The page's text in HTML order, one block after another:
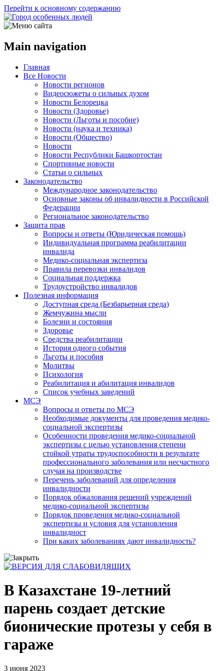
Перейти к основному содержанию
Main navigation
Главная
Все Новости
Новости регионов
Видеосюжеты о сильных духом
Новости Белорецка
Новости (Здоровье)
Новости (Льготы и пособие)
Новости (наука и техника)
Новости (Общество)
Новости
Новости Республики Башкортостан
Спортивные новости
Статьи о сильных
Законодательство
Международное законодательство
Основные законы об инвалидности в Российской
Федерации
Региональное законодательство
Защита прав
Вопросы и ответы (Юридическая помощь)
Индивидуальная программа реабилитации
инвалида
Медико-социальная экспертиза
Правила перевозки инвалидов
Социальная поддержка
Трудоустройство инвалидов
Полезная информация
Доступная среда (Безбарьерная среда)
Жемчужина мысли
Болезни и состояния
Здоровье
Средства реабилитации
История одного события
Льготы и пособия
Молитвы
Психология
Реабилитация и абилитация инвалидов
Список учебных заведений
МСЭ
Вопросы и ответы по МСЭ
Необходимые документы для проведения медико-
социальной экспертизы
Особенности проведения медико-социальной
экспертизы с целью установления степени
стойкой утраты трудоспособности в результате
профессионального заболевания или несчастного
случая на производстве
Перечень заболеваний для определения
инвалидности
Порядок обжалования решений учреждений
медико-социальной экспертизы
Порядок проведения медико-социальной
экспертизы и условия для установления
инвалидност
При каких заболеваниях дают инвалидность?
В Казахстане 19-летний
парень создает детские
бионические протезы у себя в
гараже
3 июня 2023